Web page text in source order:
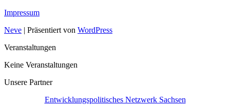
Impressum
Neve | Präsentiert von WordPress
Veranstaltungen
Keine Veranstaltungen
Unsere Partner
Entwicklungspolitisches Netzwerk Sachsen